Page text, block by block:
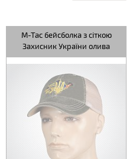
M-Tac бейсболка з сіткою
Захисник України олива